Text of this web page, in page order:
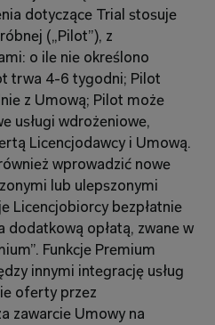
dotyczące Trial stosuje
(„Pilot”), z
o ile nie określono
trwa 4-6 tygodni; Pilot
z Umową; Pilot może
usługi wdrożeniowe,
Licencjodawcy i Umową.
wprowadzić nowe
lub ulepszonymi
Licencjobiorcy bezpłatnie
dodatkową opłatą, zwane w
Funkcje Premium
innymi integrację usług
oferty przez
zawarcie Umowy na